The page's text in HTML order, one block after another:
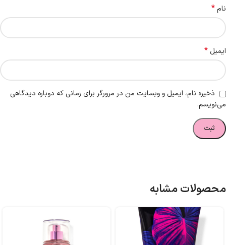
نام*
ایمیل *
ذخیره نام، ایمیل و وبسایت من در مرورگر برای زمانی که دوباره دیدگاهی
می‌نویسم.
محصولات مشابه